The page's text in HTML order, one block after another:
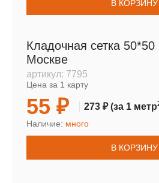
В КОРЗИНУ
Кладочная сетка
Москве
артикул: 7795
Цена за 1 карту
55 ₽ 273 ₽(за 1 метр
Наличие: много
В КОРЗИНУ